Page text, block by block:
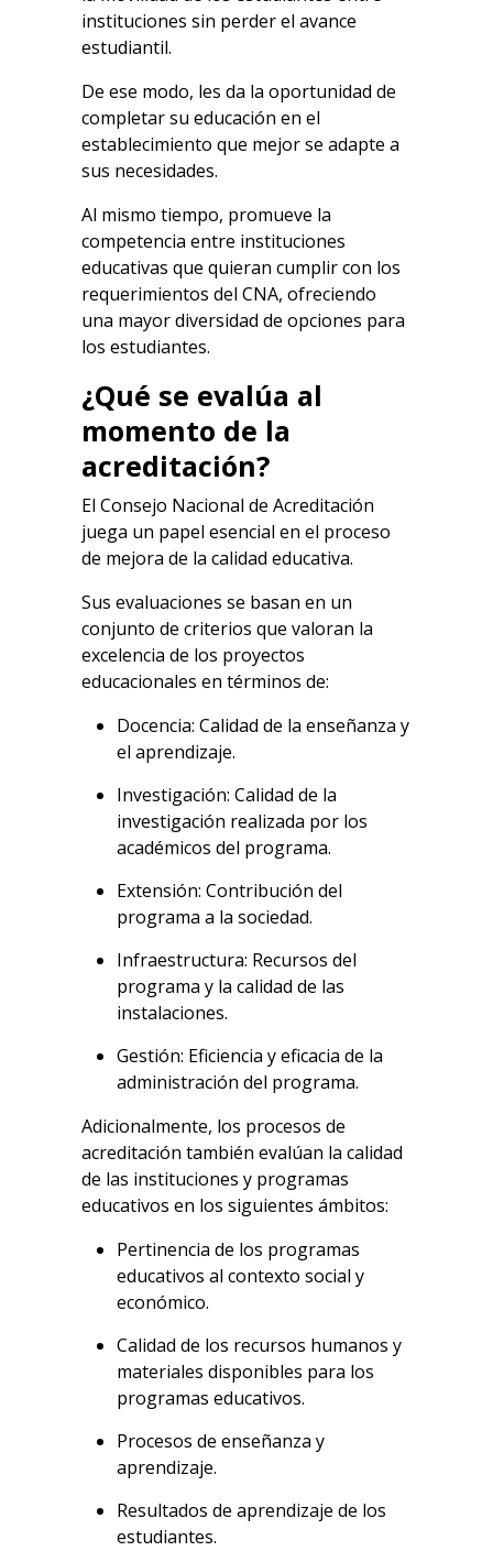
instituciones sin perder el avance
estudiantil.
De ese modo, les da la oportunidad de
completar su educación en el
establecimiento que mejor se adapte a
sus necesidades.
Al mismo tiempo, promueve la
competencia entre instituciones
educativas que quieran cumplir con los
requerimientos del CNA, ofreciendo
una mayor diversidad de opciones para
los estudiantes.
¿Qué se evalúa al
momento de la
acreditación?
El Consejo Nacional de Acreditación
juega un papel esencial en el proceso
de mejora de la calidad educativa.
Sus evaluaciones se basan en un
conjunto de criterios que valoran la
excelencia de los proyectos
educacionales en términos de:
Docencia: Calidad de la enseñanza y
el aprendizaje.
Investigación: Calidad de la
investigación realizada por los
académicos del programa.
Extensión: Contribución del
programa a la sociedad.
Infraestructura: Recursos del
programa y la calidad de las
instalaciones.
Gestión: Eficiencia y eficacia de la
administración del programa.
Adicionalmente, los procesos de
acreditación también evalúan la calidad
de las instituciones y programas
educativos en los siguientes ámbitos:
Pertinencia de los programas
educativos al contexto social y
económico.
Calidad de los recursos humanos y
materiales disponibles para los
programas educativos.
Procesos de enseñanza y
aprendizaje.
Resultados de aprendizaje de los
estudiantes.